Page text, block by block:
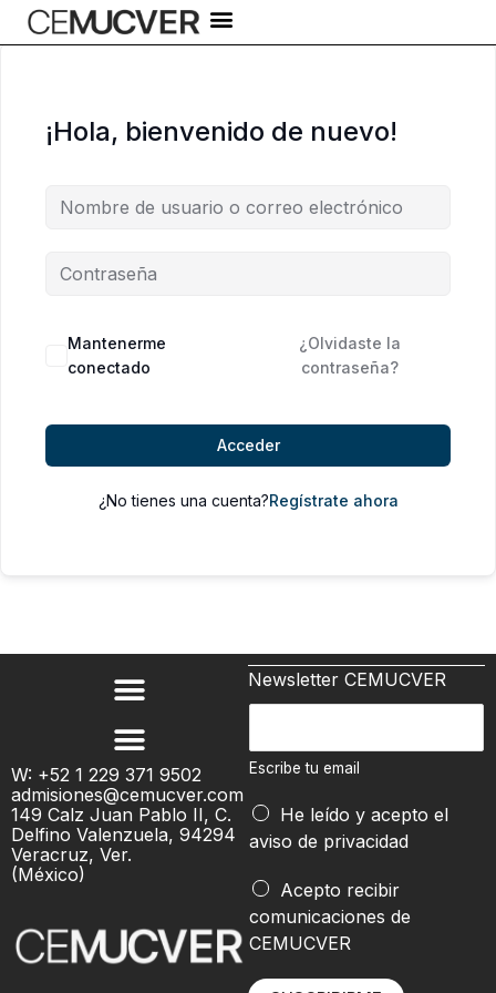
al
¡Hola, bienvenido de nuevo!
Alternative:
Mantenerme
conectado
¿Olvidaste la
contraseña?
Acceder
¿No tienes una cuenta?Regístrate ahora
W: +52 1 229 371 9502
admisiones@cemucver.com
149 Calz Juan Pablo II, C.
Delfino Valenzuela, 94294
Veracruz, Ver.
(México)
Newsletter CEMUCVER
e
a
*
c
i
b
e
u
e
m
Escribe tu email
He leído y acepto el
aviso de privacidad
Acepto recibir
comunicaciones de
CEMUCVER